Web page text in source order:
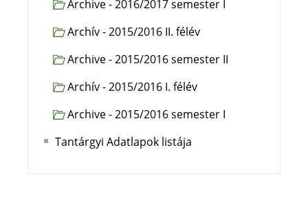
Archive - 2016/2017 semester I
Archív - 2015/2016 II. félév
Archive - 2015/2016 semester II
Archív - 2015/2016 I. félév
Archive - 2015/2016 semester I
Tantárgyi Adatlapok listája